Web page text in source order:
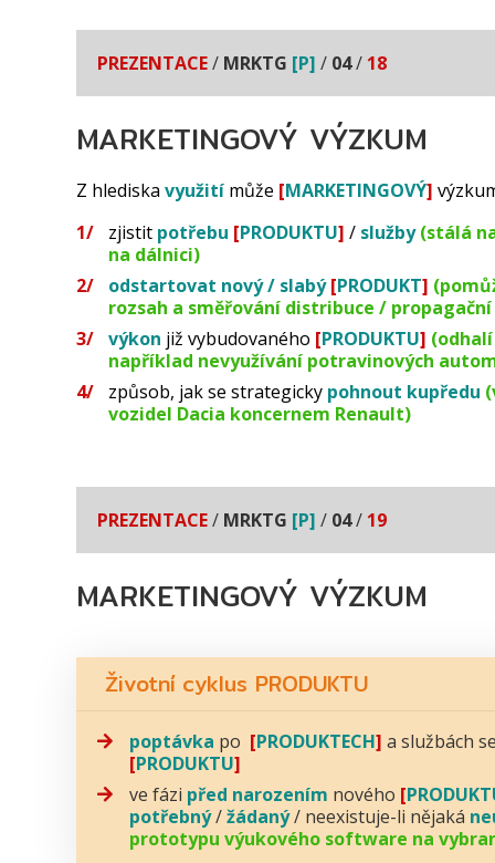
PREZENTACE/ MRKTG [P] / 04/ 18
MARKETINGOVÝ VÝZKUM
Z hlediska využitímůže [MARKETINGOVÝ]
zjistit potřebu [PRODUKTU] / služby (stálá
na dálnici)
odstartovat nový / slabý[PRODUKT]
rozsah a směřování distribuce /
výkon již vybudovaného [PRODUKTU]
například nevyužívání potravinových
způsob, jak se strategicky pohnout kupředu
vozidel Dacia koncernem Renault)
PREZENTACE/ MRKTG [P] / 04/ 19
MARKETINGOVÝ VÝZKUM
Životní cyklus PRODUKTU
poptávka po [PRODUKTECH] a službách
[PRODUKTU]
ve fázi před narozením nového [
potřebný/žádaný/ neexistuje-li nějaká
prototypu výukového software na